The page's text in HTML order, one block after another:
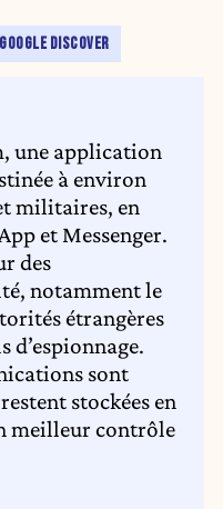
GOOGLE DISCOVER
une application
à environ
militaires, en
et Messenger.
des
notamment le
étrangères
sont
stockées en
meilleur contrôle